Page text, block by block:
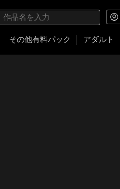
その他有料パック アダルト